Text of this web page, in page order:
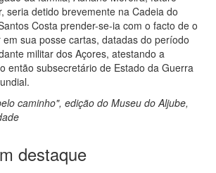
seria detido brevemente na Cadeia do
Costa prender-se-ia com o facto de o
sua posse cartas, datadas do período
militar dos Açores, atestando a
então subsecretário de Estado da Guerra
caminho", edição do Museu do Aljube,
destaque